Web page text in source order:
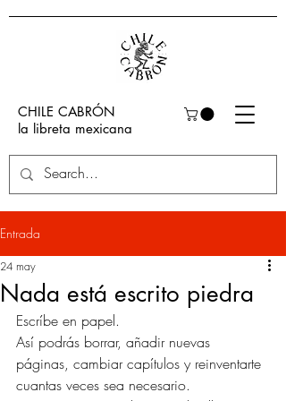
CHILE CABRÓN
la libreta mexicana
Entrada
Nada está escrito piedra
24 may
Escríbe en papel.
Así podrás borrar, añadir nuevas
páginas, cambiar capítulos y reinventarte
cuantas veces sea necesario.